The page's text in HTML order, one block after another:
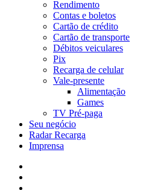
Rendimento
Contas e boletos
Cartão de crédito
Cartão de transporte
Débitos veiculares
Pix
Recarga de celular
Vale-presente
Alimentação
Games
TV Pré-paga
Seu negócio
Radar Recarga
Imprensa